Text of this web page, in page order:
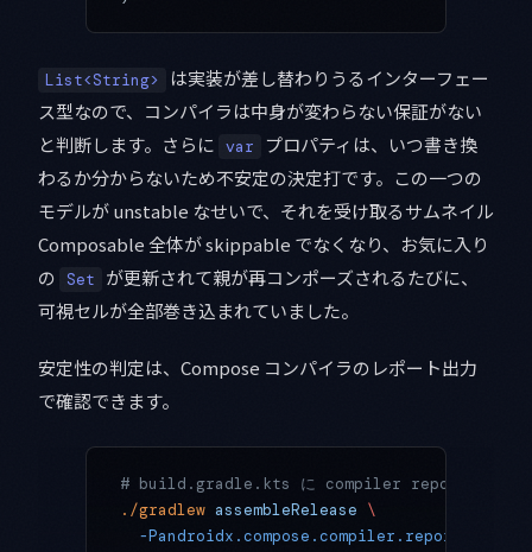
List<String>
は実装が差し替わりうるインターフェー
ス型なので、コンパイラは中身が変わらない保証がない
と判断します。さらに var
プロパティは、いつ書き換
わるか分からないため不安定の決定打です。この一つの
モデルが unstable なせいで、それを受け取るサムネイル
Composable 全体が skippable でなくなり、お気に入り
の
Set
が更新されて親が再コンポーズされるたびに、
可視セルが全部巻き込まれていました。
安定性の判定は、Compose コンパイラのレポート出力
で確認できます。
# build.gradle.kts に compiler reports を出す設
./gradlew assembleRelease \
-